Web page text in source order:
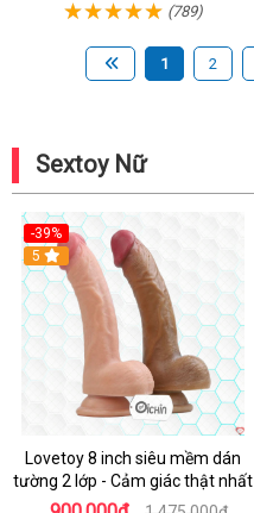
(789)
1 2
Sextoy Nữ
-39%
Hot
5
Lovetoy 8 inch siêu mềm dán
tường 2 lớp - Cảm giác thật nhất